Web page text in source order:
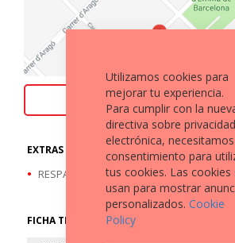
ACEPTAMOS TU MOTO COMO
EXTRAS A DESTACAR
RESPALDO TRASERO
FICHA TÉCNICA
Utilizamos cookies para
mejorar tu experiencia.
Para cumplir con la
directiva sobre privacidad
electrónica,
consentimiento para
tus cookies. Las cookies
usan para mostrar
personalizados. Cookie
Policy